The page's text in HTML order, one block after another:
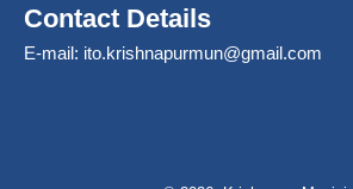
Contact Details
E-mail: ito.krishnapurmun@gmail.com